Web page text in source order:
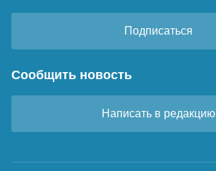
Подписаться
Сообщить новость
Написать в редакцию